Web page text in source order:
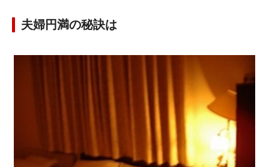
夫婦円満の秘訣は